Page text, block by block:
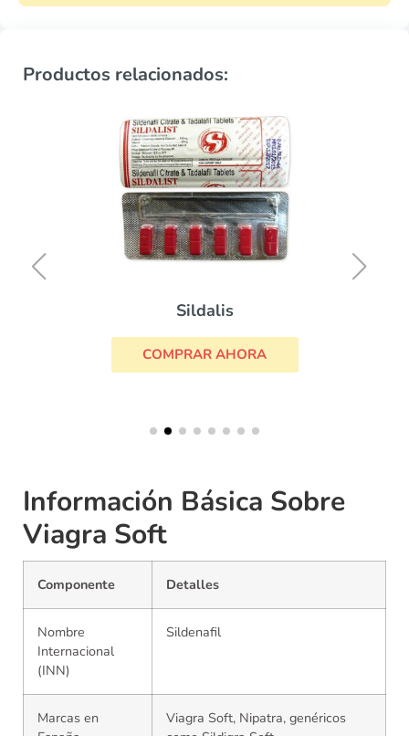
Productos relacionados:
Sildalis
COMPRAR AHORA
Información Básica Sobre
Viagra Soft
Componente Detalles
Nombre
Internacional
(INN)
Sildenafil
Marcas en
Viagra Soft, Nipatra, genéricos